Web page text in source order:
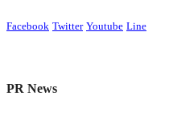
Facebook Twitter Youtube Line
PR News